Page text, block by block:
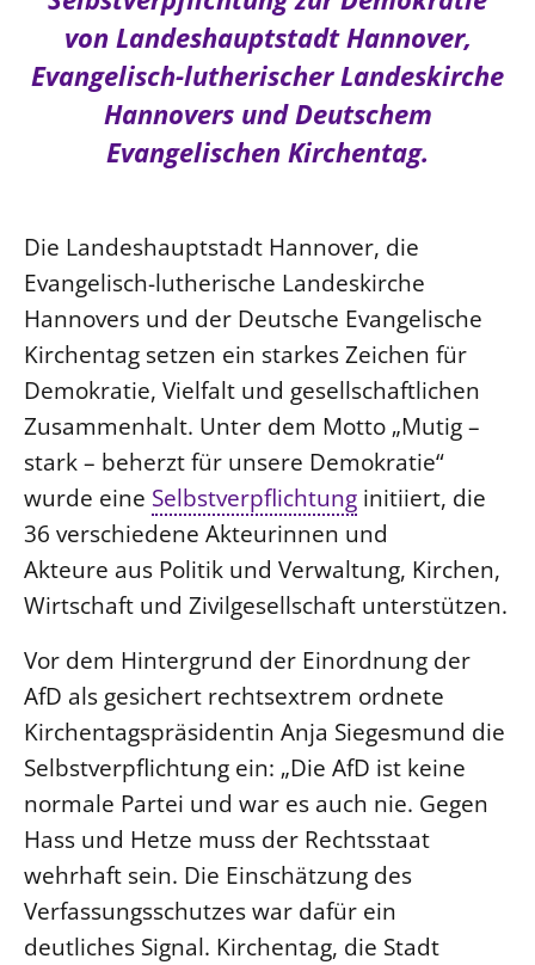
von Landeshauptstadt Hannover,
Evangelisch-lutherischer Landeskirche
Hannovers und Deutschem
Evangelischen Kirchentag.
Die Landeshauptstadt Hannover, die
Evangelisch-lutherische Landeskirche
Hannovers und der Deutsche Evangelische
Kirchentag setzen ein starkes Zeichen für
Demokratie, Vielfalt und gesellschaftlichen
Zusammenhalt. Unter dem Motto „Mutig –
stark – beherzt für unsere Demokratie“
wurde eine Selbstverpflichtung initiiert, die
36 verschiedene Akteurinnen und
Akteure aus Politik und Verwaltung, Kirchen,
Wirtschaft und Zivilgesellschaft unterstützen.
Vor dem Hintergrund der Einordnung der
AfD als gesichert rechtsextrem ordnete
Kirchentagspräsidentin Anja Siegesmund die
Selbstverpflichtung ein: „Die AfD ist keine
normale Partei und war es auch nie. Gegen
Hass und Hetze muss der Rechtsstaat
wehrhaft sein. Die Einschätzung des
Verfassungsschutzes war dafür ein
deutliches Signal. Kirchentag, die Stadt
Kirche und Finanzen
Personalausschuss
LANDESKIRCHENAMT
Willkommen
Abteilungen des Landeskirchenamts
Rechnungsprüfungsamt
Fachstelle Sexualisierte Gewalt
Beschwerdestellen
Kirchenämter
Gleichstellung
Geschäftsstelle Landessynode
LANDESSYNODE
27. Landessynode
Kontakt
Hintergrund
MITARBEIT
Ehrenamt
Beruf
Freie Stellen
BIBLIOTHEK & ARCHIV
Evangelische Kirche
Lutherische Kirche
Glaubensbekenntnis
Positionen
Gegen Gewalt
KLIMASCHUTZ
Nachhaltigkeit
Erneuerbare Energien
Naturschutz
Gebäude
Impressum
Datenschutz
Kontakt
Barrierefreiheit
Service für Gemeinden
Suche